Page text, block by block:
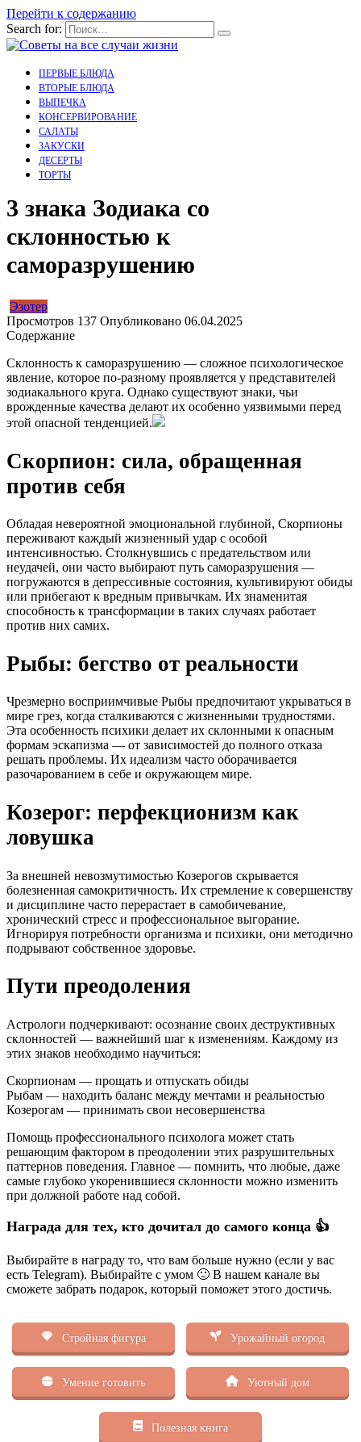
Перейти к содержанию
Search for:
ПЕРВЫЕ БЛЮДА
ВТОРЫЕ БЛЮДА
ВЫПЕЧКА
КОНСЕРВИРОВАНИЕ
САЛАТЫ
ЗАКУСКИ
ДЕСЕРТЫ
ТОРТЫ
3 знака Зодиака со
склонностью к
саморазрушению
Эзотер
Просмотров 137 Опубликовано 06.04.2025
Содержание
Склонность к саморазрушению — сложное психологическое
явление, которое по-разному проявляется у представителей
зодиакального круга. Однако существуют знаки, чьи
врожденные качества делают их особенно уязвимыми перед
этой опасной тенденцией.
Скорпион: сила, обращенная
против себя
Обладая невероятной эмоциональной глубиной, Скорпионы
переживают каждый жизненный удар с особой
интенсивностью. Столкнувшись с предательством или
неудачей, они часто выбирают путь саморазрушения —
погружаются в депрессивные состояния, культивируют обиды
или прибегают к вредным привычкам. Их знаменитая
способность к трансформации в таких случаях работает
против них самих.
Рыбы: бегство от реальности
Чрезмерно восприимчивые Рыбы предпочитают укрываться в
мире грез, когда сталкиваются с жизненными трудностями.
Эта особенность психики делает их склонными к опасным
формам эскапизма — от зависимостей до полного отказа
решать проблемы. Их идеализм часто оборачивается
разочарованием в себе и окружающем мире.
Козерог: перфекционизм как
ловушка
За внешней невозмутимостью Козерогов скрывается
болезненная самокритичность. Их стремление к совершенству
и дисциплине часто перерастает в самобичевание,
хронический стресс и профессиональное выгорание.
Игнорируя потребности организма и психики, они методично
подрывают собственное здоровье.
Пути преодоления
Астрологи подчеркивают: осознание своих деструктивных
склонностей — важнейший шаг к изменениям. Каждому из
этих знаков необходимо научиться:
Скорпионам — прощать и отпускать обиды
Рыбам — находить баланс между мечтами и реальностью
Козерогам — принимать свои несовершенства
Помощь профессионального психолога может стать
решающим фактором в преодолении этих разрушительных
паттернов поведения. Главное — помнить, что любые, даже
самые глубоко укоренившиеся склонности можно изменить
при должной работе над собой.
Награда для тех, кто дочитал до самого конца 👍
Выбирайте в награду то, что вам больше нужно (если у вас
есть Telegram). Выбирайте с умом 🙂 В нашем канале вы
сможете забрать подарок, который поможет этого достичь.
Стройная фигура Урожайный огород
Умение готовить Уютный дом
Полезная книга